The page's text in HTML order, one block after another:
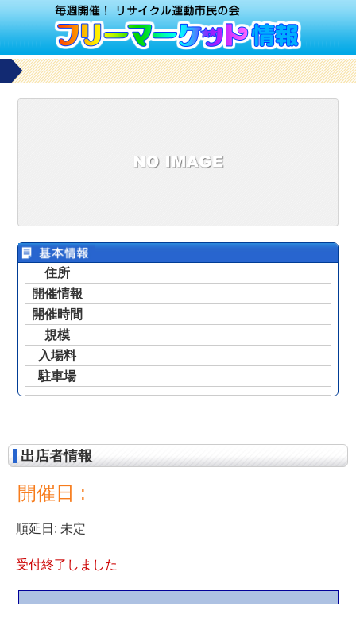
住所
開催情報
開催時間
規模
入場料
駐車場
出店者情報
開催日 :
順延日: 未定
受付終了しました